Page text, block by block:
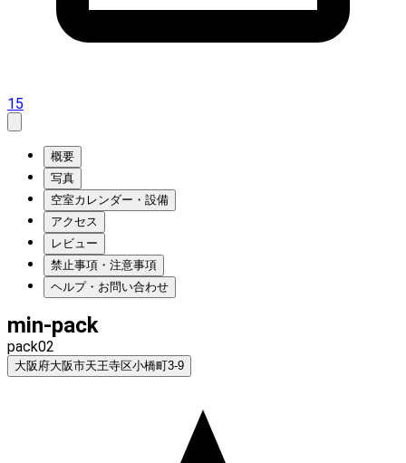
15
概要
写真
空室カレンダー・設備
アクセス
レビュー
禁止事項・注意事項
ヘルプ・お問い合わせ
min-pack
pack02
大阪府大阪市天王寺区小橋町3-9